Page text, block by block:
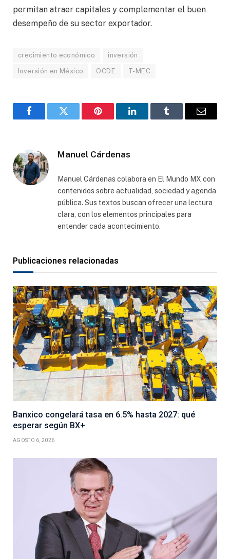
permitan atraer capitales y complementar el buen
desempeño de su sector exportador.
crecimiento económico inversión
Inversión en México OCDE T-MEC
FacebookGorjeo Pinterest LinkedInTumblr
Correo
Manuel Cárdenas
Manuel Cárdenas colabora en El Mundo MX con
contenidos sobre actualidad, sociedad y agenda
pública. Sus textos buscan ofrecer una lectura
clara, con los elementos principales para
entender cada acontecimiento.
Publicaciones relacionadas
Banxico congelará tasa en 6.5% hasta 2027: qué
esperar según BX+
AGOSTO 6, 2026